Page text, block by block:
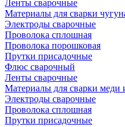
Ленты сварочные
Материалы для сварки
Электроды сварочные
Проволока сплошная
Проволока порошковая
Прутки присадочные
Флюс сварочный
Ленты сварочные
Материалы для сварки меди
Электроды сварочные
Проволока сплошная
Прутки присадочные